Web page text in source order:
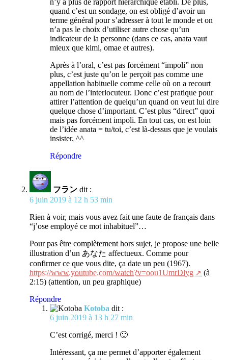
n’y a plus de rapport hiérarchique établi. De plus,
quand c’est un sondage, on est obligé d’avoir un
terme général pour s’adresser à tout le monde et on
n’a pas le choix d’utiliser autre chose qu’un
indicateur de la personne (dans ce cas, anata vaut
mieux que kimi, omae et autres).
Après à l’oral, c’est pas forcément “impoli” non
plus, c’est juste qu’on le perçoit pas comme une
appellation habituelle comme celle où on a recourt
au nom de l’interlocuteur. Donc c’est pratique pour
attirer l’attention de quelqu’un quand on veut lui dire
quelque chose d’important. C’est plus “direct” quoi
mais pas forcément impoli. En tout cas, on est loin
de l’idée anata = tu/toi, c’est là-dessus que je voulais
insister. ^^
Répondre
フラン dit :
6 juin 2019 à 12 h 53 min
Rien à voir, mais vous avez fait une faute de français dans
“j’ose employé ce mot inhabituel”…
Pour pas être complètement hors sujet, je propose une belle
illustration d’un あなた affectueux. Comme pour
confirmer ce que vous dite, ça date un peu (1967).
https://www.youtube.com/watch?v=oou1UmrDlyg
(à
2:15) (attention, un peu graphique)
Répondre
Kotoba dit :
6 juin 2019 à 13 h 27 min
C’est corrigé, merci ! 🙂
Intéressant, ça me permet d’apporter également